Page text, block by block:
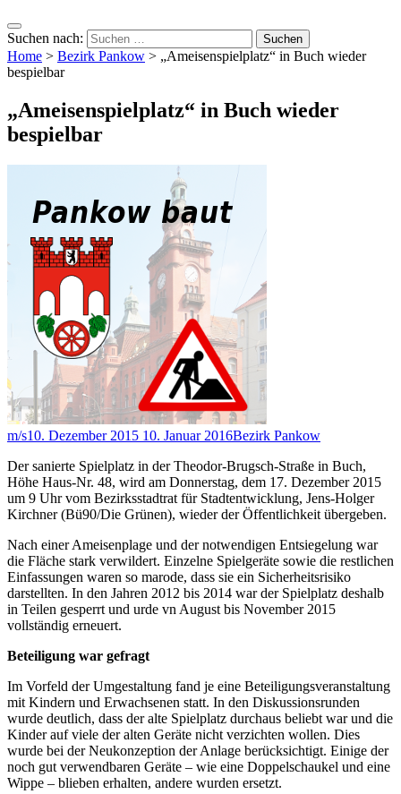
Suchen nach:
Home > Bezirk Pankow > „Ameisenspielplatz“ in Buch wieder
bespielbar
„Ameisenspielplatz“ in Buch wieder
bespielbar
m/s10. Dezember 2015 10. Januar 2016Bezirk Pankow
Der sanierte Spielplatz in der Theodor-Brugsch-Straße in Buch,
Höhe Haus-Nr. 48, wird am Donnerstag, dem 17. Dezember 2015
um 9 Uhr vom Bezirksstadtrat für Stadtentwicklung, Jens-Holger
Kirchner (Bü90/Die Grünen), wieder der Öffentlichkeit übergeben.
Nach einer Ameisenplage und der notwendigen Entsiegelung war
die Fläche stark verwildert. Einzelne Spielgeräte sowie die restlichen
Einfassungen waren so marode, dass sie ein Sicherheitsrisiko
darstellten. In den Jahren 2012 bis 2014 war der Spielplatz deshalb
in Teilen gesperrt und urde vn August bis November 2015
vollständig erneuert.
Beteiligung war gefragt
Im Vorfeld der Umgestaltung fand je eine Beteiligungsveranstaltung
mit Kindern und Erwachsenen statt. In den Diskussionsrunden
wurde deutlich, dass der alte Spielplatz durchaus beliebt war und die
Kinder auf viele der alten Geräte nicht verzichten wollen. Dies
wurde bei der Neukonzeption der Anlage berücksichtigt. Einige der
noch gut verwendbaren Geräte – wie eine Doppelschaukel und eine
Wippe – blieben erhalten, andere wurden ersetzt.